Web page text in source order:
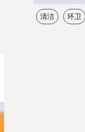
清洁 环卫